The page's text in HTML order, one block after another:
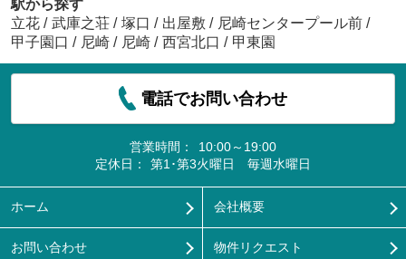
駅から探す
立花 / 武庫之荘 / 塚口 / 出屋敷 / 尼崎センタープール前 /
甲子園口 / 尼崎 / 尼崎 / 西宮北口 / 甲東園
電話でお問い合わせ
営業時間：
10:00～19:00
定休日：
第1･第3火曜日 毎週水曜日
ホーム 会社概要
お問い合わせ 物件リクエスト